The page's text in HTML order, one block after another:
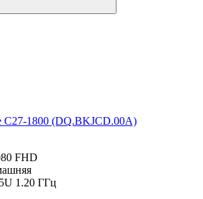
1800 (DQ.BKJCD.00A)
FHD
1.20 ГГц